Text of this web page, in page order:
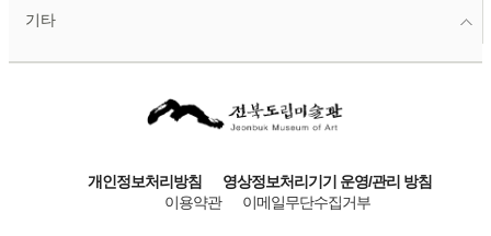
기타
개인정보처리방침
영상정보처리기기 운영/관리 방침
이용약관
이메일무단수집거부